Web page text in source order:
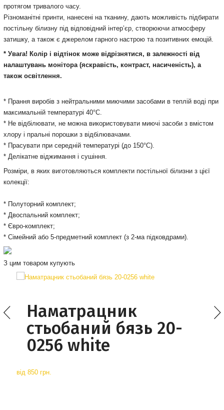
протягом тривалого часу.
Різноманітні принти, нанесені на тканину, дають можливість підбирати
постільну білизну під відповідний інтер’єр, створюючи атмосферу
затишку, а також є джерелом гарного настрою та позитивних емоцій.
* Увага! Колір і відтінок може відрізнятися, в залежності від
налаштувань монітора (яскравість, контраст, насиченість), а
також освітлення.
* Прання виробів з нейтральними миючими засобами в теплій воді при
максимальній температурі 40°С.
* Не відбілювати, не можна використовувати миючі засоби з вмістом
хлору і пральні порошки з відбілювачами.
* Прасувати при середній температурі (до 150°С).
* Делікатне віджимання і сушіння.
Розміри, в яких виготовляються комплекти постільної білизни з цієї
колекції:
* Полуторний комплект;
* Двоспальний комплект;
* Євро-комплект;
* Сімейний або 5-предметний комплект (з 2-ма підковдрами).
З цим товаром купують
Наматрацник
стьобаний бязь 20-
0256 white
від 850 грн.